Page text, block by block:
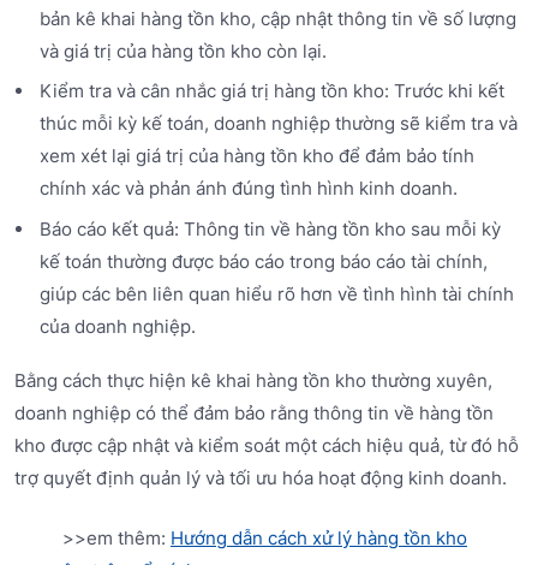
bản kê khai hàng tồn kho, cập nhật thông tin về số lượng
và giá trị của hàng tồn kho còn lại.
Kiểm tra và cân nhắc giá trị hàng tồn kho: Trước khi kết
thúc mỗi kỳ kế toán, doanh nghiệp thường sẽ kiểm tra và
xem xét lại giá trị của hàng tồn kho để đảm bảo tính
chính xác và phản ánh đúng tình hình kinh doanh.
Báo cáo kết quả: Thông tin về hàng tồn kho sau mỗi kỳ
kế toán thường được báo cáo trong báo cáo tài chính,
giúp các bên liên quan hiểu rõ hơn về tình hình tài chính
của doanh nghiệp.
Bằng cách thực hiện kê khai hàng tồn kho thường xuyên,
doanh nghiệp có thể đảm bảo rằng thông tin về hàng tồn
kho được cập nhật và kiểm soát một cách hiệu quả, từ đó hỗ
trợ quyết định quản lý và tối ưu hóa hoạt động kinh doanh.
>>em thêm: Hướng dẫn cách xử lý hàng tồn kho